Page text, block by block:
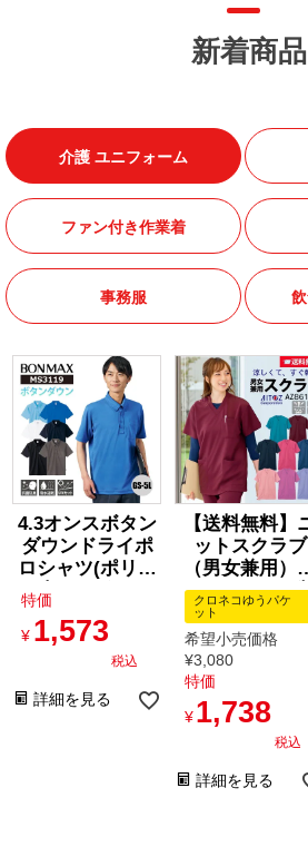
新着商品
介護 ユニフォーム
ファン付き作業着
事務服
4.3オンスボタン
ダウンドライポ
ロシャツ(ポリジ
ン加工)[ボンマ
ックス/MS3119]
GS-5L
特価
¥ 1,573
税込
詳細を見る
【送料無料】
ットスクラブ
（男女兼用）
ストレッチ・
電・吸汗速乾 医
療用スクラブ 看
護師・介護・歯
科｜[アイト
ス/AZ861411]
クロネコゆうパケ
ット
希望小売価格
¥3,080
特価
¥ 1,738
税込
詳細を見る